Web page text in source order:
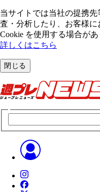
当サイトでは当社の提携
査・分析したり、お客様
Cookie を使⽤する場合があ
詳しくはこちら
閉じる